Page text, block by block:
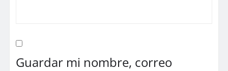
Guardar mi nombre, correo